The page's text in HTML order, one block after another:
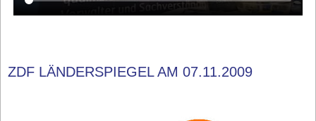
ZDF LÄNDERSPIEGEL AM 07.11.2009